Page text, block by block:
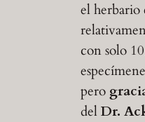
el herbario
con solo
pero
delDr.